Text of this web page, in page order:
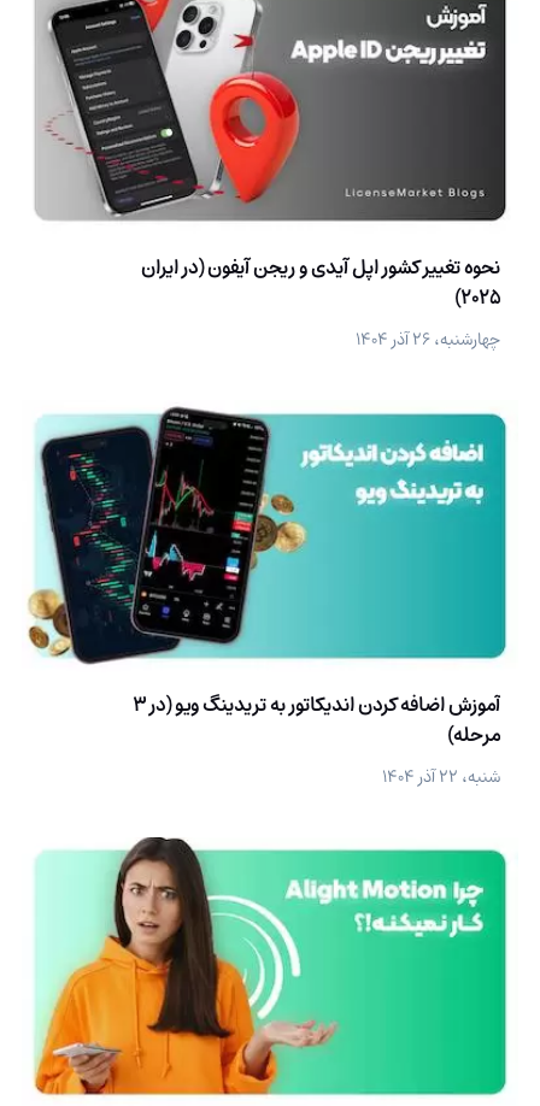
نحوه تغییر کشور اپل آیدی و ریجن آیفون (در ایران
2025)
چهارشنبه، ۲۶ آذر ۱۴۰۴
آموزش اضافه کردن اندیکاتور به تریدینگ ویو (در 3
مرحله)
شنبه، ۲۲ آذر ۱۴۰۴